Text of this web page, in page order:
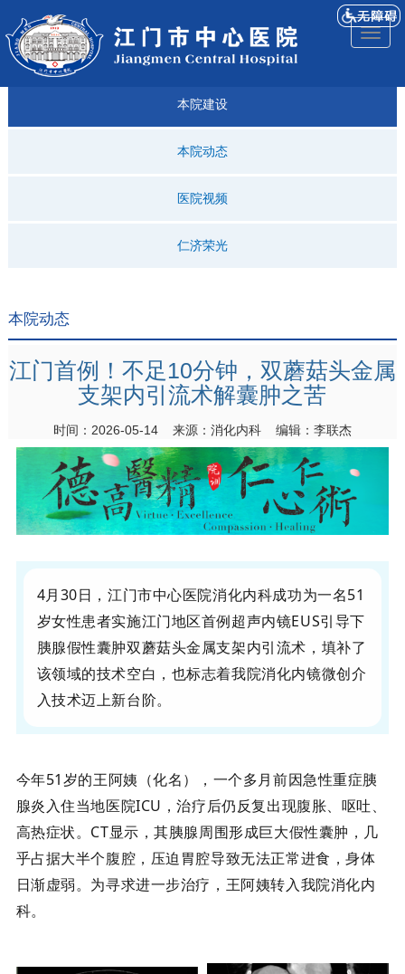
医院
简介
来院
导航
就诊
指引
专科
建设
仁济
科普
人才
招聘
仁济
医院
视频
本院建设
本院动态
医院视频
仁济荣光
本院动态
江门首例！不足10分钟，双蘑菇头金属
支架内引流术解囊肿之苦
时间：2026-05-14 来源：消化内科 编辑：李联杰
4月30日，江门市中心医院消化内科成功为一名51
岁女性患者实施江门地区首例超声内镜EUS引导下
胰腺假性囊肿双蘑菇头金属支架内引流术，填补了
该领域的技术空白，也标志着我院消化内镜微创介
入技术迈上新台阶。
今年51岁的王阿姨（化名），一个多月前因急性重症胰
腺炎入住当地医院ICU，治疗后仍反复出现腹胀、呕吐、
高热症状。CT显示，其胰腺周围形成巨大假性囊肿，几
乎占据大半个腹腔，压迫胃腔导致无法正常进食，身体
日渐虚弱。为寻求进一步治疗，王阿姨转入我院消化内
科。